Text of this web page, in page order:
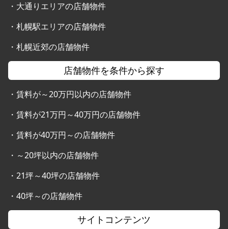
・ 大通りエリアの店舗物件
・ 札幌駅エリアの店舗物件
・ 札幌近郊の店舗物件
店舗物件を条件から探す
・ 賃料が～20万円以内の店舗物件
・ 賃料が21万円～40万円の店舗物件
・ 賃料が40万円～の店舗物件
・ ～20坪以内の店舗物件
・ 21坪～40坪の店舗物件
・ 40坪～の店舗物件
サイトコンテンツ